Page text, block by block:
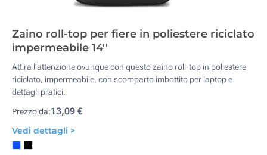
Zaino roll-top per fiere in poliestere riciclato
impermeabile 14''
Attira l’attenzione ovunque con questo zaino roll-top in poliestere
riciclato, impermeabile, con scomparto imbottito per laptop e
dettagli pratici.
Prezzo da:13,09 €
Vedi dettagli >